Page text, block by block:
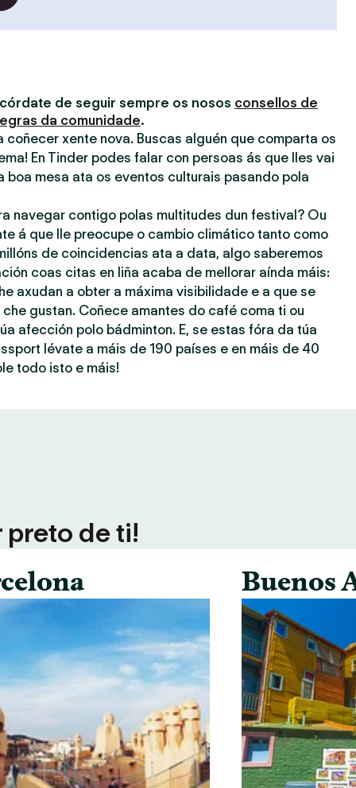
de seguir sempre os nosos consellos de
da comunidade.
coñecer xente nova. Buscas alguén que comparta os
En Tinder podes falar con persoas ás que lles vai
boa mesa ata os eventos culturais pasando pola
navegar contigo polas multitudes dun festival? Ou
á que lle preocupe o cambio climático tanto como
de coincidencias ata a data, algo saberemos
coas citas en liña acaba de mellorar aínda máis:
axudan a obter a máxima visibilidade e a que se
gustan. Coñece amantes do café coma ti ou
afección polo bádminton. E, se estas fóra da túa
lévate a máis de 190 países e en máis de 40
todo isto e máis!
preto de ti!
Buenos